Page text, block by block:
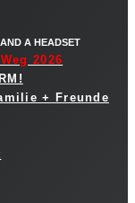
2026
+ Freunde